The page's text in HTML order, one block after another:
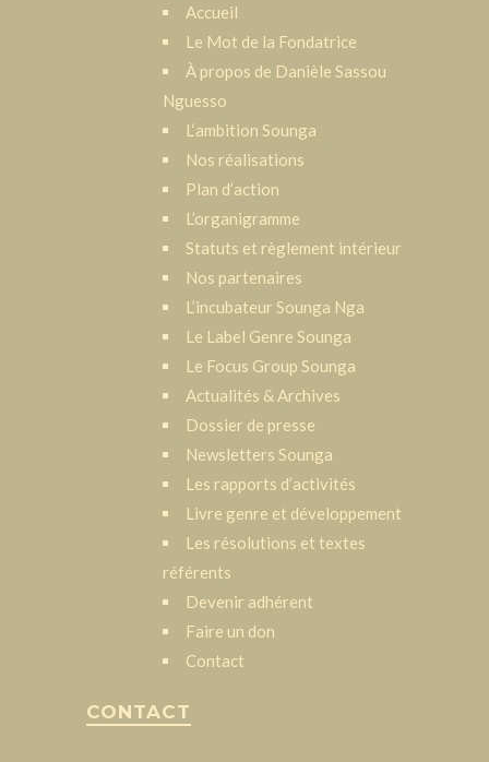
Accueil
Le Mot de la Fondatrice
À propos de Danièle Sassou
Nguesso
L‘ambition Sounga
Nos réalisations
Plan d’action
L’organigramme
Statuts et règlement intérieur
Nos partenaires
L’incubateur Sounga Nga
Le Label Genre Sounga
Le Focus Group Sounga
Actualités & Archives
Dossier de presse
Newsletters Sounga
Les rapports d’activités
Livre genre et développement
Les résolutions et textes
référents
Devenir adhérent
Faire un don
Contact
CONTACT